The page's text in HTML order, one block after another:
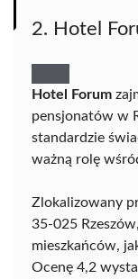
2. Hotel
Hotel Forum
pensjonatów w
standardzie
ważną rolę
Zlokalizowany
35-025
mieszkańców,
Ocenę 4,2